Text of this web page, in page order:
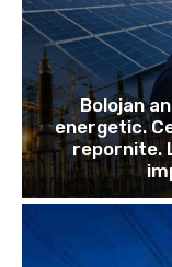
Bolojan
energetic.
repornite.